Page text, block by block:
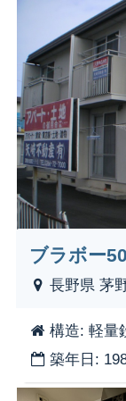
ブラボー
長野県 茅
構造: 軽量
築年日: